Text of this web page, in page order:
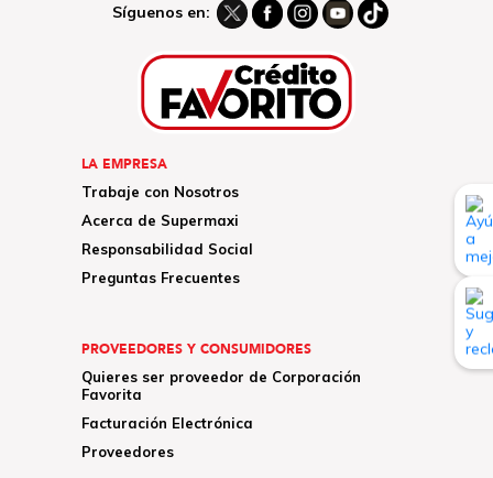
Síguenos en:
LA EMPRESA
Trabaje con Nosotros
Acerca de Supermaxi
Responsabilidad Social
Preguntas Frecuentes
PROVEEDORES Y CONSUMIDORES
Quieres ser proveedor de Corporación
Favorita
Facturación Electrónica
Proveedores